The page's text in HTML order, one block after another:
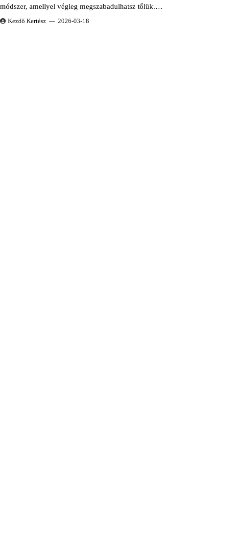
módszer, amellyel végleg megszabadulhatsz tőlük.…
Kezdő Kertész 2026-03-18